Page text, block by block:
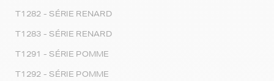
T1282 - SÉRIE RENARD
T1283 - SÉRIE RENARD
T1291 - SÉRIE POMME
T1292 - SÉRIE POMME